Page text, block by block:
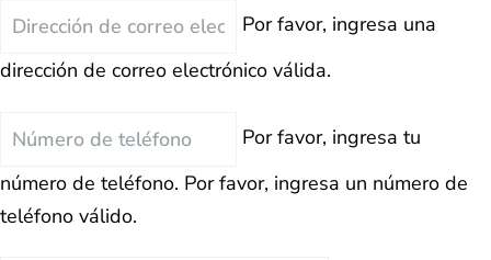
Correo
Por favor, ingresa una
dirección de correo electrónico válida.
Teléfono
Por favor, ingresa tu
número de teléfono. Por favor, ingresa un número de
teléfono válido.